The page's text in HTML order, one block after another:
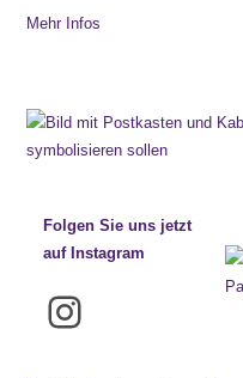
Mehr Infos
Folgen Sie uns jetzt
auf Instagram
Instagram